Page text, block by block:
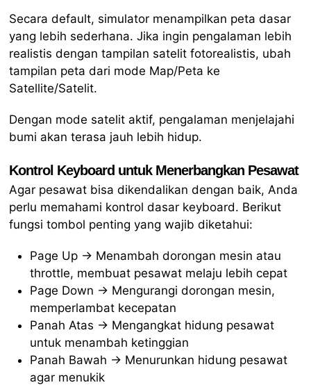
Secara default, simulator menampilkan peta dasar
yang lebih sederhana. Jika ingin pengalaman lebih
realistis dengan tampilan satelit fotorealistis, ubah
tampilan peta dari mode Map/Peta ke
Satellite/Satelit.
Dengan mode satelit aktif, pengalaman menjelajahi
bumi akan terasa jauh lebih hidup.
Kontrol Keyboard untuk Menerbangkan Pesawat
Agar pesawat bisa dikendalikan dengan baik, Anda
perlu memahami kontrol dasar keyboard. Berikut
fungsi tombol penting yang wajib diketahui:
Page Up → Menambah dorongan mesin atau
throttle, membuat pesawat melaju lebih cepat
Page Down → Mengurangi dorongan mesin,
memperlambat kecepatan
Panah Atas → Mengangkat hidung pesawat
untuk menambah ketinggian
Panah Bawah → Menurunkan hidung pesawat
agar menukik